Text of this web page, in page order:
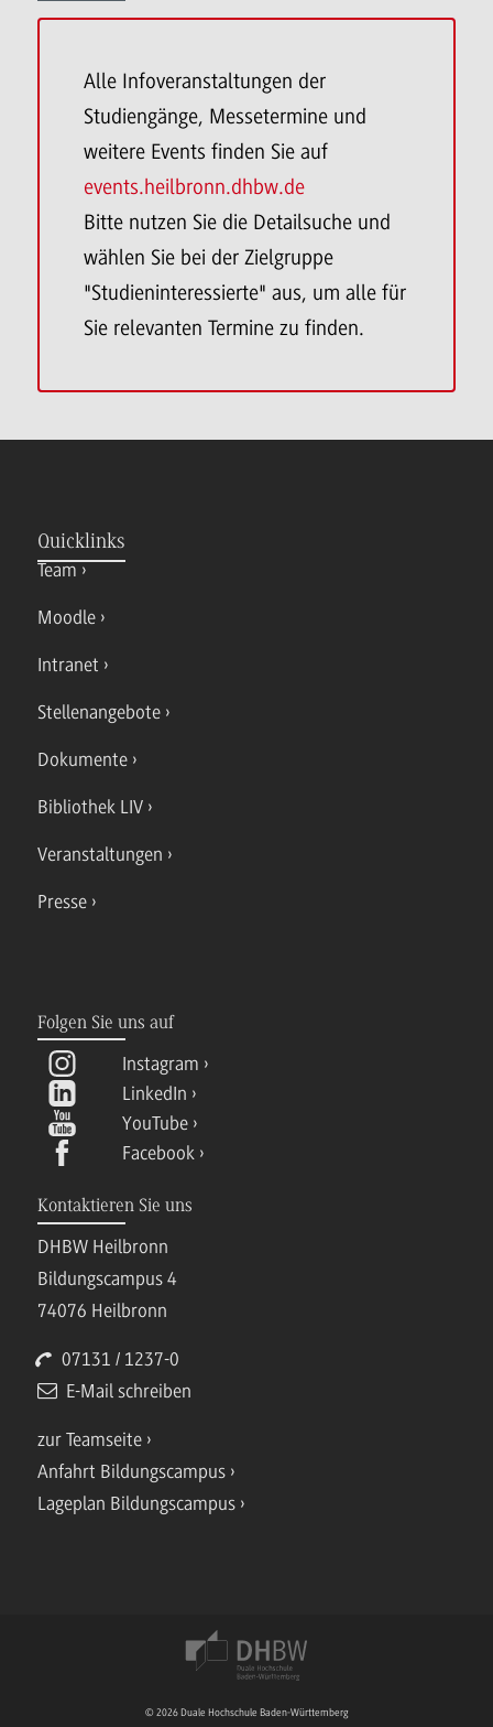
Alle Infoveranstaltungen der
Studiengänge, Messetermine und
weitere Events finden Sie auf
events.heilbronn.dhbw.de
Bitte nutzen Sie die Detailsuche und
wählen Sie bei der Zielgruppe
"Studieninteressierte" aus, um alle für
Sie relevanten Termine zu finden.
Quicklinks
Team
Moodle
Intranet
Stellenangebote
Dokumente
Bibliothek LIV
Veranstaltungen
Presse
Folgen Sie uns auf
Instagram
LinkedIn
YouTube
Facebook
Kontaktieren Sie uns
DHBW Heilbronn
Bildungscampus 4
74076 Heilbronn
07131 / 1237-0
E-Mail schreiben
zur Teamseite
Anfahrt Bildungscampus
Lageplan Bildungscampus
© 2026 Duale Hochschule Baden-Württemberg